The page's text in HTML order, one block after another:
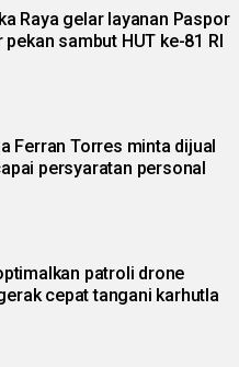
Raya gelar layanan Paspor
sambut HUT ke-81 RI
Ferran Torres minta dijual
persyaratan personal
patroli drone
cepat tangani karhutla